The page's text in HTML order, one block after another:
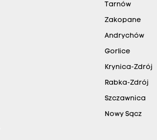
Tarnów
Zakopane
Andrychów
Gorlice
Krynica-Zdrój
Rabka-Zdrój
Szczawnica
Nowy Sącz